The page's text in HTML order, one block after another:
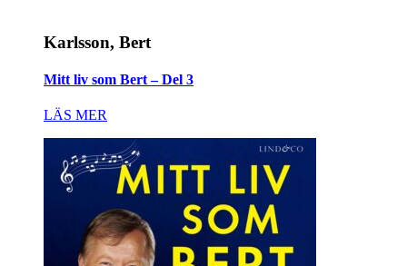
Karlsson, Bert
Mitt liv som Bert – Del 3
LÄS MER